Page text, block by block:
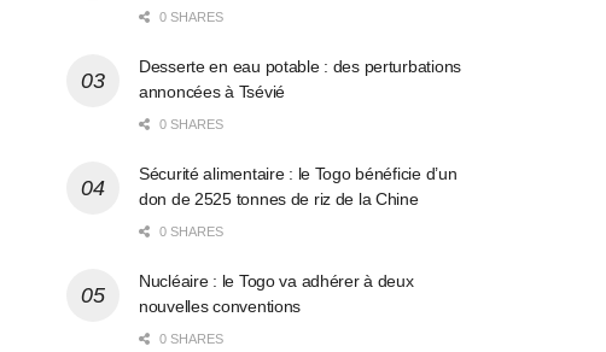
0 SHARES
Desserte en eau potable : des perturbations
annoncées à Tsévié
0 SHARES
Sécurité alimentaire : le Togo bénéficie d’un
don de 2525 tonnes de riz de la Chine
0 SHARES
Nucléaire : le Togo va adhérer à deux
nouvelles conventions
0 SHARES